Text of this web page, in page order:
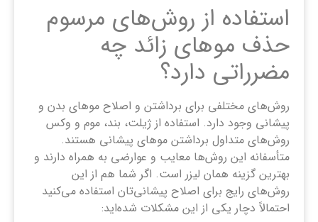
استفاده از روش‌های مرسوم
حذف موهای زائد چه
مضرراتی دارد؟
روش‌های مختلفی برای برداشتن و اصلاح موهای بدن و
پیشانی وجود دارد. استفاده از ژیلت، بند، موم و وکس
روش‌های متداول برداشتن موهای پیشانی هستند.
متأسفانه این روش‌ها معایب و عوارضی به همراه دارند و
بهترین گزینه همان لیزر است. اگر شما هم از این
روش‌های رایج برای اصلاح پیشانی‌تان استفاده می‌کنید
احتمالاً دچار یکی از این مشکلات شده‌اید: